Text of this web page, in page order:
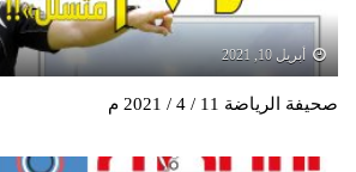
أبريل 10, 2021
صحيفة الرياضة 11 / 4 / 2021 م